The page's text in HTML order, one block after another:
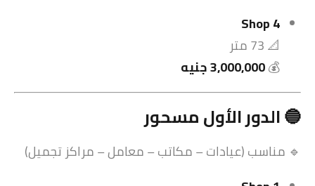
Shop 4
📐 73 متر
💰3,000,000 جنيه
🔵 الدور الأول مسحور
🔹 مناسب (عيادات – مكاتب – معامل – مراكز تجميل)